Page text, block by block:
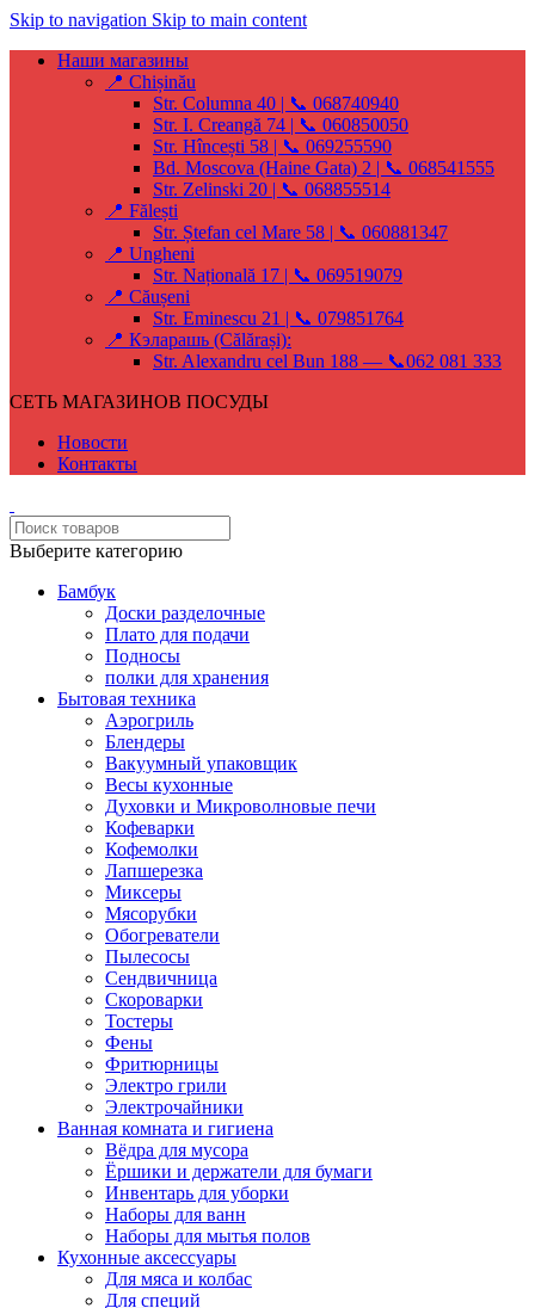
Skip to navigation Skip to main content
Наши магазины
📍 Chișinău
Str. Columna 40 | 📞 068740940
Str. I. Creangă 74 | 📞 060850050
Str. Hîncești 58 | 📞 069255590
Bd. Moscova (Haine Gata) 2 | 📞 068541555
Str. Zelinski 20 | 📞 068855514
📍 Fălești
Str. Ștefan cel Mare 58 | 📞 060881347
📍 Ungheni
Str. Națională 17 | 📞 069519079
📍 Căușeni
Str. Eminescu 21 | 📞 079851764
📍 Кэларашь (Călărași):
Str. Alexandru cel Bun 188 — 📞062 081 333
СЕТЬ МАГАЗИНОВ ПОСУДЫ
Новости
Контакты
Выберите категорию
Бамбук
Доски разделочные
Плато для подачи
Подносы
полки для хранения
Бытовая техника
Аэрогриль
Блендеры
Вакуумный упаковщик
Весы кухонные
Духовки и Микроволновые печи
Кофеварки
Кофемолки
Лапшерезка
Миксеры
Мясорубки
Обогреватели
Пылесосы
Сендвичница
Скороварки
Тостеры
Фены
Фритюрницы
Электро грили
Электрочайники
Ванная комната и гигиена
Вёдра для мусора
Ёршики и держатели для бумаги
Инвентарь для уборки
Наборы для ванн
Наборы для мытья полов
Кухонные аксессуары
Для мяса и колбас
Для специй